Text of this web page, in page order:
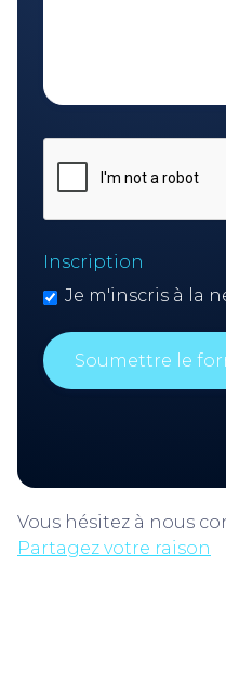
Inscription
Je m'inscris à la
Vous hésitez à nous
Partagez votre raison